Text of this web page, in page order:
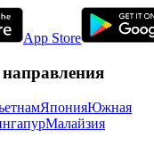
App Store
ЯпонияЮжная
Малайзия